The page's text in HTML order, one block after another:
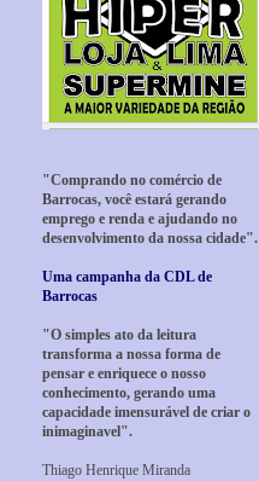
"Comprando no comércio de
Barrocas, você estará gerando
emprego e renda e ajudando no
desenvolvimento da nossa cidade".
Uma campanha da CDL de
Barrocas
"O simples ato da leitura
transforma a nossa forma de
pensar e enriquece o nosso
conhecimento, gerando uma
capacidade imensurável de criar o
inimaginavel".
Thiago Henrique Miranda